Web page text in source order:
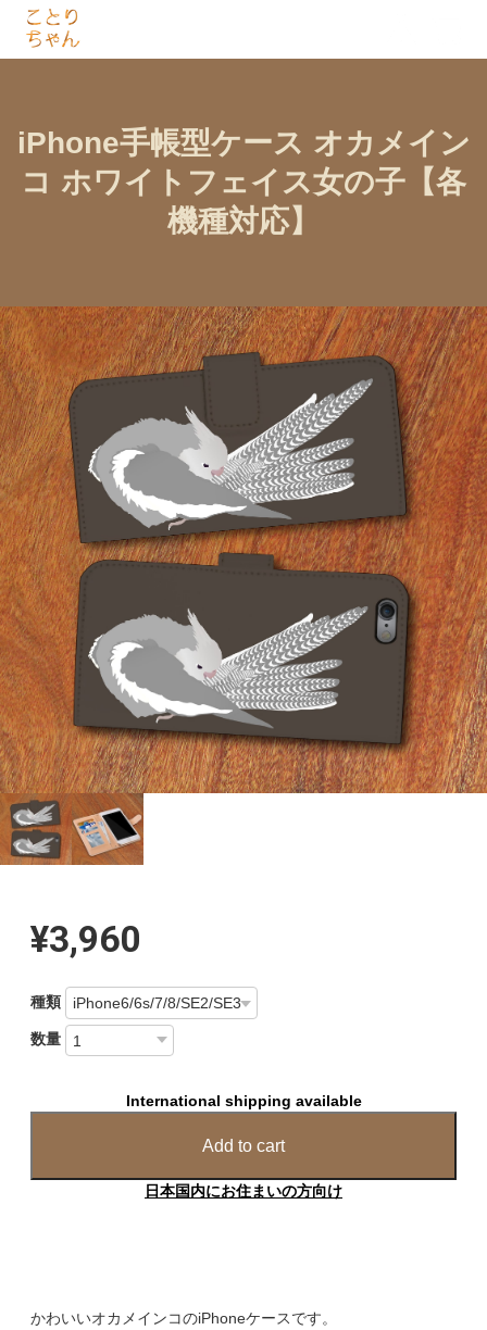
iPhone手帳型ケース オカメイン
コ ホワイトフェイス女の子【各
機種対応】
¥3,960
種類
数量
International shipping available
Add to cart
日本国内にお住まいの方向け
かわいいオカメインコのiPhoneケースです。